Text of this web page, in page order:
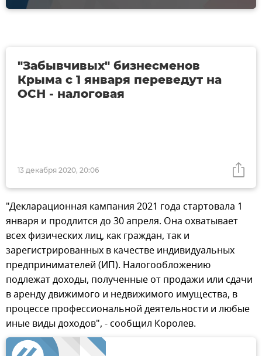
13 декабря 2020, 20:06
"Забывчивых" бизнесменов
Крыма с 1 января переведут на
ОСН - налоговая
"Декларационная кампания 2021 года стартовала 1
января и продлится до 30 апреля. Она охватывает
всех физических лиц, как граждан, так и
зарегистрированных в качестве индивидуальных
предпринимателей (ИП). Налогообложению
подлежат доходы, полученные от продажи или сдачи
в аренду движимого и недвижимого имущества, в
процессе профессиональной деятельности и любые
иные виды доходов", - сообщил Королев.